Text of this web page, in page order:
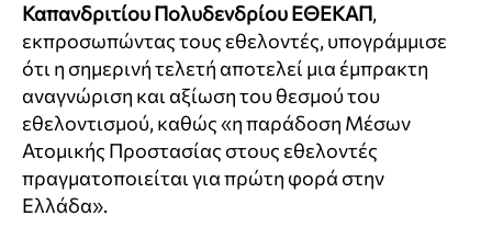
Καπανδριτίου Πολυδενδρίου ΕΘΕΚΑΠ,
εκπροσωπώντας τους εθελοντές, υπογράμμισε
ότι η σημερινή τελετή αποτελεί μια έμπρακτη
αναγνώριση και αξίωση του θεσμού του
εθελοντισμού, καθώς «η παράδοση Μέσων
Ατομικής Προστασίας στους εθελοντές
πραγματοποιείται για πρώτη φορά στην
Ελλάδα».